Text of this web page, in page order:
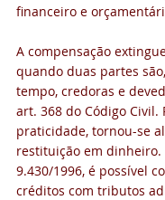
financeiro e
A compensação
quando duas partes
tempo, credoras e
art. 368 do Código Civil.
praticidade, tornou-se
restituição em dinheiro.
9.430/1996, é possível
créditos com tributos